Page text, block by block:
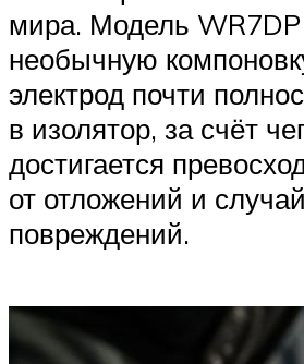
мира. Модель
необычную
электрод почти
в изолятор, за счёт
достигается
от отложений и
повреждений.